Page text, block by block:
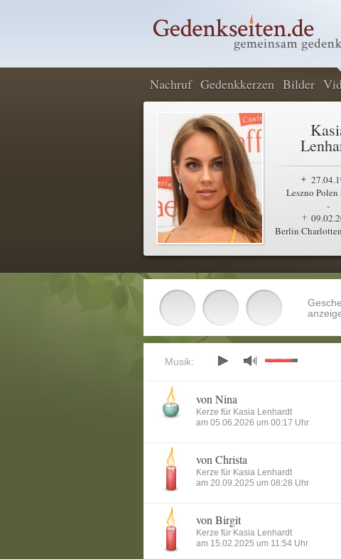
Nachruf Gedenkkerzen Bilder
Leszno Polen
-
Berlin
Musik:
von Nina
Kerze für Kasia Lenhardt
am 05.06.2026 um 00:17 Uhr
von Christa
Kerze für Kasia Lenhardt
am 20.09.2025 um 08:28 Uhr
von Birgit
Kerze für Kasia Lenhardt
am 15.02.2025 um 11:54 Uhr